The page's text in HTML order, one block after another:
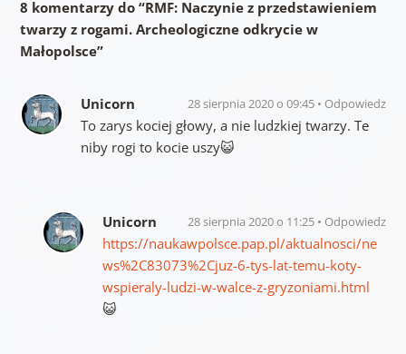
8 komentarzy do “RMF: Naczynie z przedstawieniem
twarzy z rogami. Archeologiczne odkrycie w
Małopolsce”
Unicorn 28 sierpnia 2020 o 09:45 Odpowiedz
To zarys kociej głowy, a nie ludzkiej twarzy. Te
niby rogi to kocie uszy😺
Unicorn 28 sierpnia 2020 o 11:25 Odpowiedz
https://naukawpolsce.pap.pl/aktualnosci/ne
ws%2C83073%2Cjuz-6-tys-lat-temu-koty-
wspieraly-ludzi-w-walce-z-gryzoniami.html
😺